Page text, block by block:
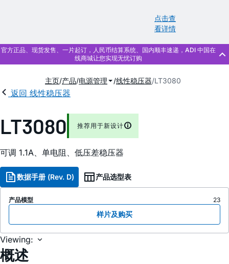
点击查
看详情
主页 产品 电源管理 线性稳压器 LT3080
返回 线性稳压器
LT3080 推荐用于新设计
可调 1.1A、单电阻、低压差稳压器
数据手册 (Rev. D) 产品选型表
产品模型 23
样片及购买
Viewing:
概述